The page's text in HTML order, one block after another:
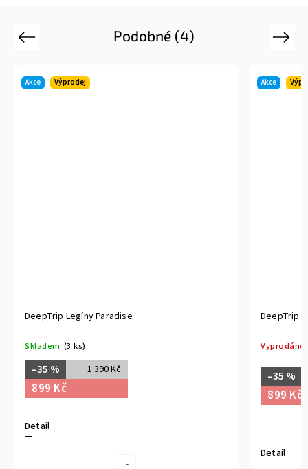
Podobné (4)
Previous
Akce Výprodej
DeepTrip Legíny Paradise
Skladem (3 ks)
1 390 Kč
–35 %
899 Kč
Detail
L
Akce
DeepTrip
Vyprodáno
–35 %
899 Kč
Detail
Next